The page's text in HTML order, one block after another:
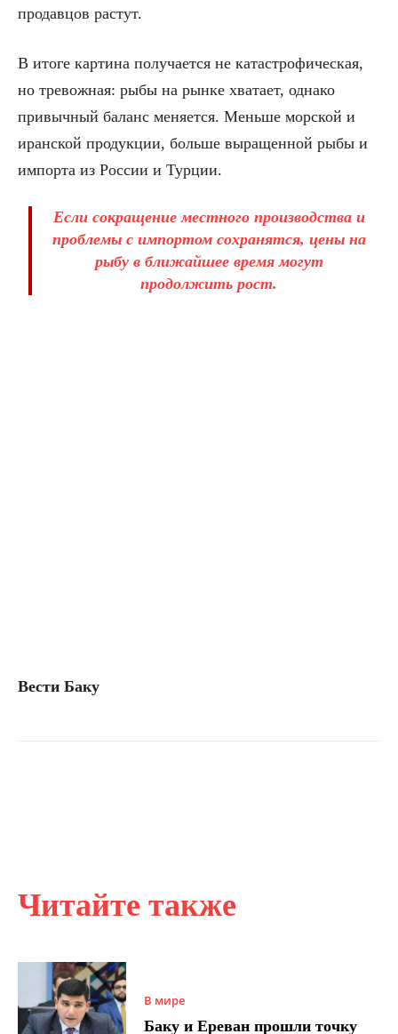
Читайте также
В мире
Баку и Ереван прошли точку
продавцов растут.
В итоге картина получается не катастрофическая,
но тревожная: рыбы на рынке хватает, однако
привычный баланс меняется. Меньше морской и
иранской продукции, больше выращенной рыбы и
импорта из России и Турции.
Если сокращение местного производства и
проблемы с импортом сохранятся, цены на
рыбу в ближайшее время могут
продолжить рост.
Вести Баку